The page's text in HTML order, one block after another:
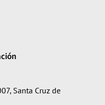
Santa Cruz de